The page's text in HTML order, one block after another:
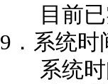
目前已
9．系统时
系统时